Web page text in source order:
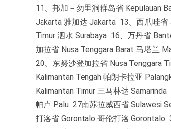
11、邦加－勿里洞群岛省 Kepulauan
Jakarta 雅加达 Jakarta 13、西爪哇省
Timur 泗水 Surabaya 16、万丹省
加拉省 Nusa Tenggara Barat 马塔兰
20、东努沙登加拉省 Nusa Tenggara
Kalimantan Tengah 帕朗卡拉亚
Kalimantan Timur 三马林达
帕卢 Palu 27南苏拉威西省 Sulawesi
打洛省 Gorontalo 哥伦打洛